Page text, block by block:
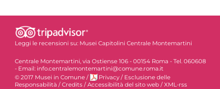
Leggi le recensioni su: Musei Capitolini Centrale Montemartini
Centrale Montemartini, via Ostiense 106 - 00154 Roma - Tel. 060608
- Email: info.centralemontemartini@comune.roma.it
© 2017 Musei in Comune / Privacy / Esclusione delle
Responsabilità / Credits / Accessibilità del sito web / XML-rss